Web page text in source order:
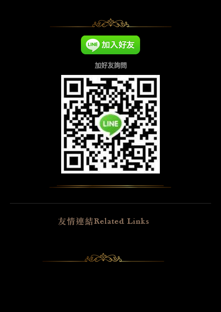
加好友詢問